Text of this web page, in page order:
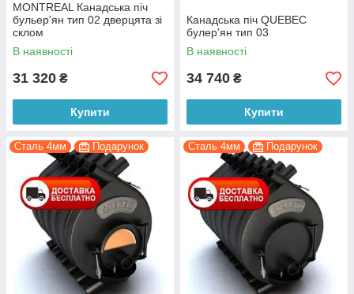
MONTREAL Канадська піч
бульер'ян тип 02 дверцята зі
склом
В наявності
31 320 ₴
Купити
Канадська піч QUEBEC
булер'ян тип 03
В наявності
34 740 ₴
Купити
Сталь 4мм Подарунок Сталь 4мм Подарунок